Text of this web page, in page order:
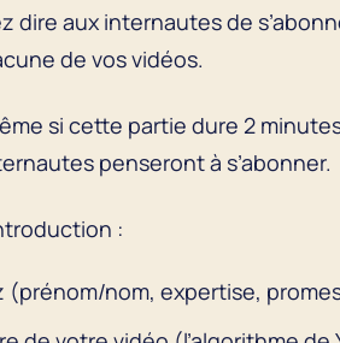
dire aux internautes de
de vos vidéos.
si cette partie dure 2
penseront à s’abonner.
:
(prénom/nom, expertise,